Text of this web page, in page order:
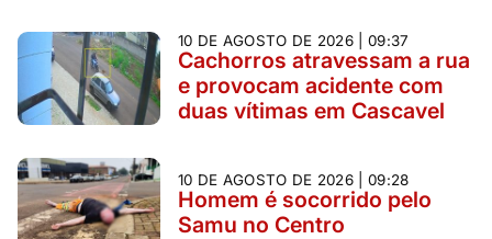
10 DE AGOSTO DE 2026 | 09:37
Cachorros atravessam a rua
e provocam acidente com
duas vítimas em Cascavel
10 DE AGOSTO DE 2026 | 09:28
Homem é socorrido pelo
Samu no Centro